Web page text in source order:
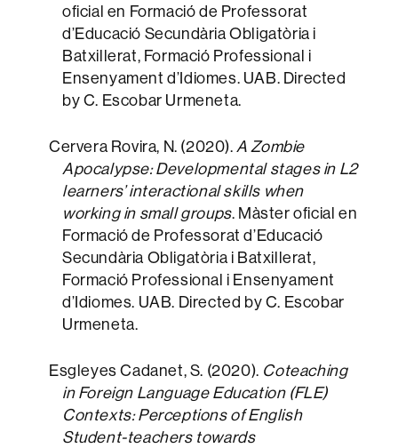
oficial en Formació de Professorat
d’Educació Secundària Obligatòria i
Batxillerat, Formació Professional i
Ensenyament d’Idiomes. UAB. Directed
by C. Escobar Urmeneta.
Cervera Rovira, N. (2020).A Zombie
Apocalypse: Developmental stages in L2
learners’ interactional skills when
working in small groups. Màster oficial en
Formació de Professorat d’Educació
Secundària Obligatòria i Batxillerat,
Formació Professional i Ensenyament
d’Idiomes. UAB. Directed by C. Escobar
Urmeneta.
Esgleyes Cadanet, S. (2020). Coteaching
in Foreign Language Education (FLE)
Contexts: Perceptions of English
Student-teachers towards